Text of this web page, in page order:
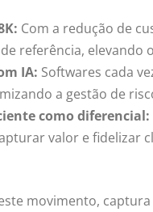
Com a redução de
referência,
IA: Softwares cada
a gestão de
como diferencial:
valor e fidelizar
movimento,